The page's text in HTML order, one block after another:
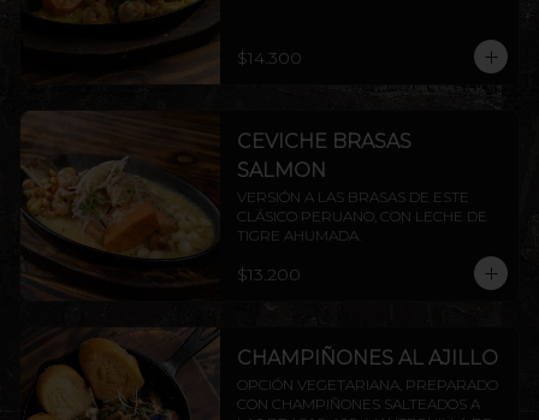
$14.300
CEVICHE BRASAS
SALMON
VERSIÓN A LAS BRASAS DE ESTE
CLÁSICO PERUANO, CON LECHE DE
TIGRE AHUMADA.
$13.200
CHAMPIÑONES AL AJILLO
OPCIÓN VEGETARIANA, PREPARADO
CON CHAMPIÑONES SALTEADOS A